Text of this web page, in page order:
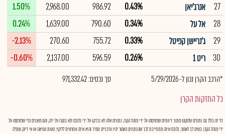
27
אנרג'יאן 0.43%
986.92
2,968.00
1.50%
28
אל על 0.34%
790.60
1,639.00
0.24%
29
ג'נריישן קפיטל 0.33%
755.72
270.60
-2.13%
30
ריט 1 0.26%
596.59
2,137.00
-0.60%
*הרכב הקרן נכון ל- 5/29/2026 סך נכסים: 971,332.42
כל החזקות הקרן
דף זה כולל גם נתונים שלוקטו מתוך דיווחים שפורסמו על ידי מנהל הקרן. נתונים אלה לא נבדקו על ידי גלובס ולא בוקרו על ידה, והם מוצגים כפי שפורסמו על
ידי מנהל הקרן. בשים לב לאמור, גלובס אינה מתחייבת לכך שהנתונים כאמור יהיו עדכניים תמיד והיא אינה אחראית לליקוי, טעות שגיאה או אי דיוק שנפלו